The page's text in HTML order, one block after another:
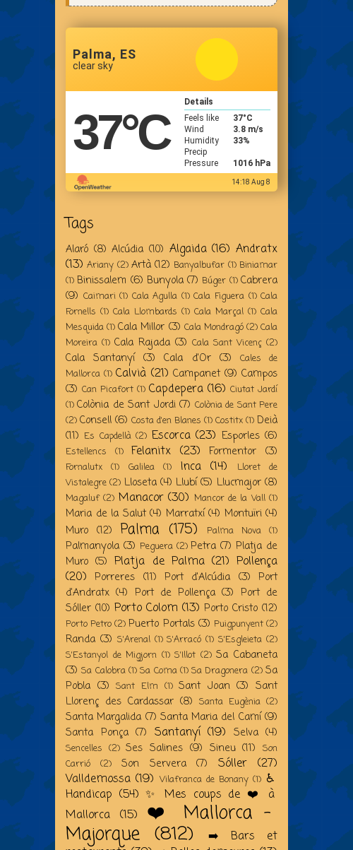
Palma, ES
clear sky
37°C
Details
Feels like
37°C
Wind
3.8 m/s
Humidity
33%
Precip
Pressure
1016 hPa
14:18 Aug 8
Tags
Alaró (8) Alcúdia (10) Algaida (16) Andratx
(13) Ariany (2) Artà (12) Banyalbufar (1) Biniamar
(1) Binissalem (6) Bunyola (7) Búger (1) Cabrera
(9) Caimari (1) Cala Agulla (1) Cala Figuera (1) Cala
Fornells (1) Cala Llombards (1) Cala Marçal (1) Cala
Mesquida (1) Cala Millor (3) Cala Mondragó (2) Cala
Moreira (1) Cala Rajada (3) Cala Sant Vicenç (2)
Cala Santanyí (3) Cala d'Or (3)
Cales de
Mallorca (1) Calvià (21) Campanet (9) Campos
(3) Can Picafort (1) Capdepera (16) Ciutat Jardí
(1) Colònia de Sant Jordi (7) Colònia de Sant Pere
(2) Consell (6) Costa d'en Blanes (1) Costitx (1) Deià
(11) Es Capdellà (2) Escorca (23) Esporles (6)
Estellencs (1) Felanitx (23) Formentor (3)
Fornalutx (1) Galilea (1) Inca (14)
Lloret de
Vistalegre (2) Lloseta (4) Llubí (5) Llucmajor (8)
Magaluf (2) Manacor (30) Mancor de la Vall (1)
Maria de la Salut (4) Marratxí (4) Montuïri (4)
Muro (12) Palma (175) Palma Nova (1)
Palmanyola (3) Peguera (2) Petra (7) Platja de
Muro (5) Platja de Palma (21) Pollença
(20) Porreres (11) Port d'Alcúdia (3) Port
d'Andratx (4) Port de Pollença (3) Port de
Sóller (10) Porto Colom (13) Porto Cristo (12)
Porto Petro (2) Puerto Portals (3) Puigpunyent (2)
Randa (3) S'Arenal (1) S'Arracó (1) S'Esgleieta (2)
S'Estanyol de Migjorn (1) S'Illot (2) Sa Cabaneta
(3) Sa Calobra (1) Sa Coma (1) Sa Dragonera (2) Sa
Pobla (3) Sant Elm (1) Sant Joan (3) Sant
Llorenç des Cardassar (8) Santa Eugènia (2)
Santa Margalida (7) Santa Maria del Camí (9)
Santa Ponça (7) Santanyí (19) Selva (4)
Sencelles (2) Ses Salines (9) Sineu (11) Son
Carrió
(2) Son Servera (7) Sóller
(27)
Valldemossa (19) Vilafranca de Bonany (1) ♿️
Handicap (54) ✨ Mes coups de ❤️ à
Mallorca (15) ❤️ Mallorca -
Majorque (812)
➡️ Bars et